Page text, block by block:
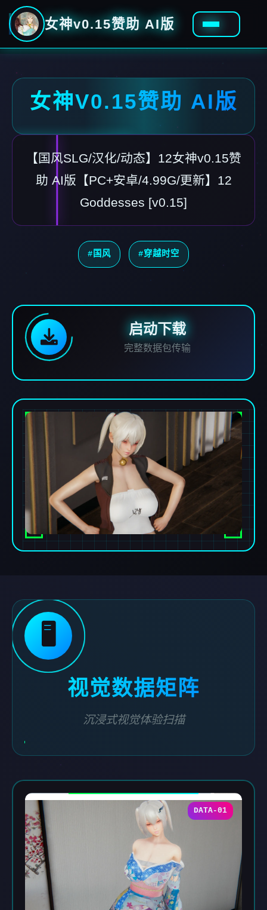
女神v0.15赞助 AI版
女神V0.15赞助 AI版
【国风SLG/汉化/动态】12女神v0.15赞
助 AI版【PC+安卓/4.99G/更新】12
Goddesses [v0.15]
#国风 #穿越时空
启动下载
完整数据包传输
🖥️
视觉数据矩阵
沉浸式视觉体验扫描
DATA-01